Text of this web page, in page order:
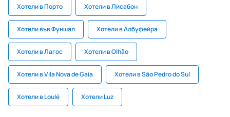
Хотели в Порто Хотели в Лисабон
Хотели във Фуншал Хотели в Албуфейра
Хотели в Лагос Хотели в Olhão
Хотели в Vila Nova de Gaia Хотели в São Pedro do Sul
Хотели в Loulé Хотели Luz